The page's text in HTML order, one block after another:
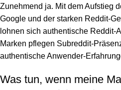
Zunehmend ja. Mit dem Aufstieg
Google und der starken Reddit-
lohnen sich authentische Reddit-
Marken pflegen Subreddit-
authentische Anwender-
Was tun, wenn meine